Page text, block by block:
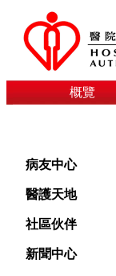
概覽
病友中心
醫護天地
社區伙伴
新聞中心